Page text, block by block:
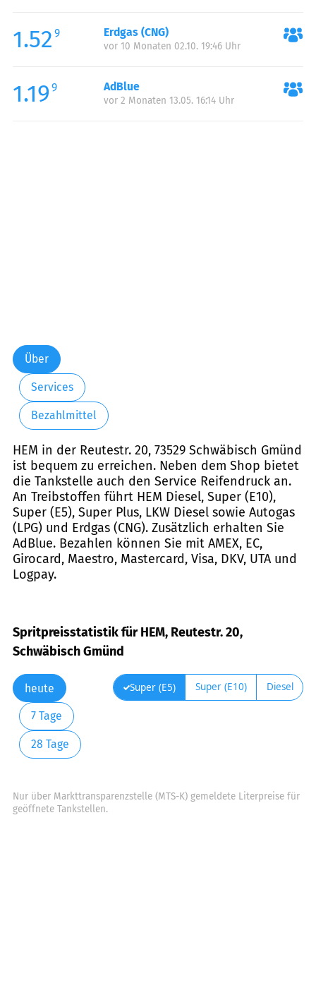
1.52 9 Erdgas (CNG)
vor 10 Monaten 02.10. 19:46 Uhr
1.19 9 AdBlue
vor 2 Monaten 13.05. 16:14 Uhr
Über
Services
Bezahlmittel
HEM in der Reutestr. 20, 73529 Schwäbisch Gmünd
ist bequem zu erreichen. Neben dem Shop bietet
die Tankstelle auch den Service Reifendruck an.
An Treibstoffen führt HEM Diesel, Super (E10),
Super (E5), Super Plus, LKW Diesel sowie Autogas
(LPG) und Erdgas (CNG). Zusätzlich erhalten Sie
AdBlue. Bezahlen können Sie mit AMEX, EC,
Girocard, Maestro, Mastercard, Visa, DKV, UTA und
Logpay.
Spritpreisstatistik für HEM, Reutestr. 20,
Schwäbisch Gmünd
heute
7 Tage
28 Tage
Super (E5) Super (E10) Diesel
Nur über Markttransparenzstelle (MTS-K) gemeldete Literpreise für
geöffnete Tankstellen.